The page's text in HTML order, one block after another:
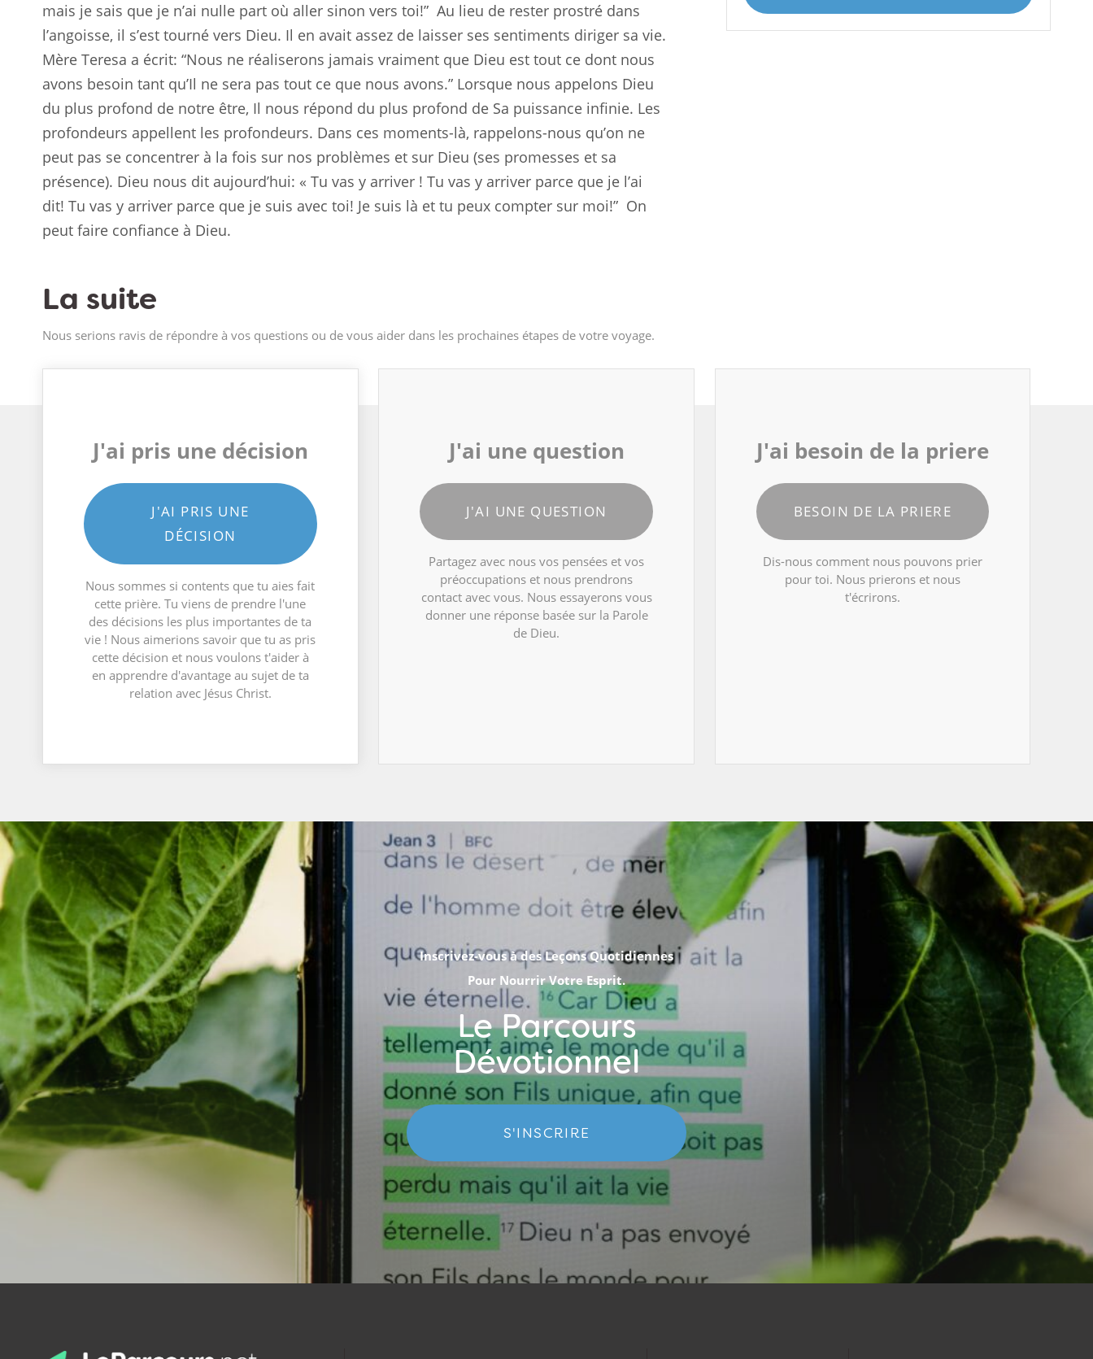
mais je sais que je n’ai nulle part où aller sinon vers toi!” Au lieu de rester prostré dans
l’angoisse, il s’est tourné vers Dieu. Il en avait assez de laisser ses sentiments diriger sa vie.
Mère Teresa a écrit: “Nous ne réaliserons jamais vraiment que Dieu est tout ce dont nous
avons besoin tant qu’Il ne sera pas tout ce que nous avons.” Lorsque nous appelons Dieu
du plus profond de notre être, Il nous répond du plus profond de Sa puissance infinie. Les
profondeurs appellent les profondeurs. Dans ces moments-là, rappelons-nous qu’on ne
peut pas se concentrer à la fois sur nos problèmes et sur Dieu (ses promesses et sa
présence). Dieu nous dit aujourd’hui: « Tu vas y arriver ! Tu vas y arriver parce que je l’ai
dit! Tu vas y arriver parce que je suis avec toi! Je suis là et tu peux compter sur moi!” On
peut faire confiance à Dieu.
La suite
Nous serions ravis de répondre à vos questions ou de vous aider dans les prochaines étapes de votre voyage.
J'ai pris une décision
J'AI PRIS UNE
DÉCISION
Nous sommes si contents que tu aies fait
cette prière. Tu viens de prendre l'une
des décisions les plus importantes de ta
vie ! Nous aimerions savoir que tu as pris
cette décision et nous voulons t'aider à
en apprendre d'avantage au sujet de ta
relation avec Jésus Christ.
J'ai une question
J'AI UNE QUESTION
Partagez avec nous vos pensées et vos
préoccupations et nous prendrons
contact avec vous. Nous essayerons vous
donner une réponse basée sur la Parole
de Dieu.
J'ai besoin de la priere
BESOIN DE LA PRIERE
Dis-nous comment nous pouvons prier
pour toi. Nous prierons et nous
t'écrirons.
Inscrivez-vous à des Leçons Quotidiennes
Pour Nourrir Votre Esprit.
Le Parcours
Dévotionnel
S'INSCRIRE